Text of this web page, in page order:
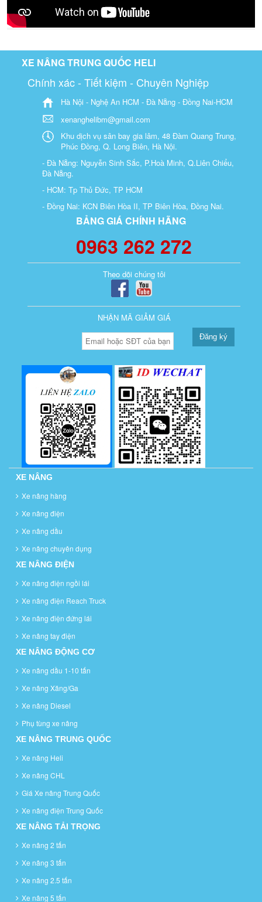
XE NÂNG TRUNG QUỐC HELI
Chính xác - Tiết kiệm - Chuyên Nghiệp
Hà Nội - Nghệ An HCM - Đà Nẵng - Đồng Nai-HCM
xenanghelibm@gmail.com
Khu dịch vụ sân bay gia lâm, 48 Đàm Quang Trung,
Phúc Đồng, Q. Long Biên, Hà Nội.
- Đà Nẵng: Nguyễn Sinh Sắc, P.Hoà Minh, Q.Liên Chiểu,
Đà Nẵng.
- HCM: Tp Thủ Đức, TP HCM
- Đồng Nai: KCN Biên Hòa II, TP Biên Hòa, Đồng Nai.
BẢNG GIÁ CHÍNH HÃNG
0963 262 272
Theo dõi chúng tôi
NHẬN MÃ GIẢM GIÁ
Đăng ký
XE NÂNG
Xe nâng hàng
Xe nâng điện
Xe nâng dầu
Xe nâng chuyên dụng
XE NÂNG ĐIỆN
Xe nâng điện ngồi lái
Xe nâng điện Reach Truck
Xe nâng điện đứng lái
Xe nâng tay điện
XE NÂNG ĐỘNG CƠ
Xe nâng dầu 1-10 tấn
Xe nâng Xăng/Ga
Xe nâng Diesel
Phụ tùng xe nâng
XE NÂNG TRUNG QUỐC
Xe nâng Heli
Xe nâng CHL
Giá Xe nâng Trung Quốc
Xe nâng điện Trung Quốc
XE NÂNG TẢI TRỌNG
Xe nâng 2 tấn
Xe nâng 3 tấn
Xe nâng 2.5 tấn
Xe nâng 5 tấn